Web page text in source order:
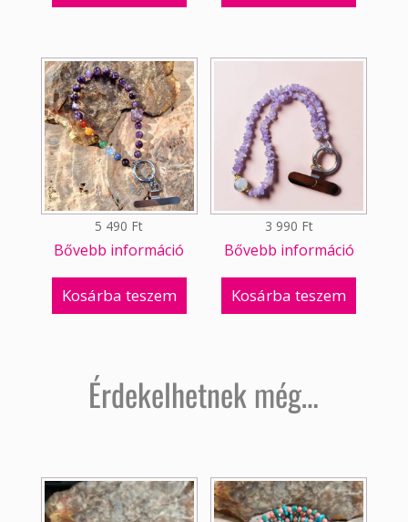
5 490 Ft
Bővebb információ
Kosárba teszem
3 990 Ft
Bővebb információ
Kosárba teszem
Érdekelhetnek még…